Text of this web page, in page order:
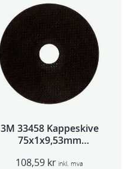
3M 33458 Kappeskive
75x1x9,53mm
108,59 kr inkl. mva